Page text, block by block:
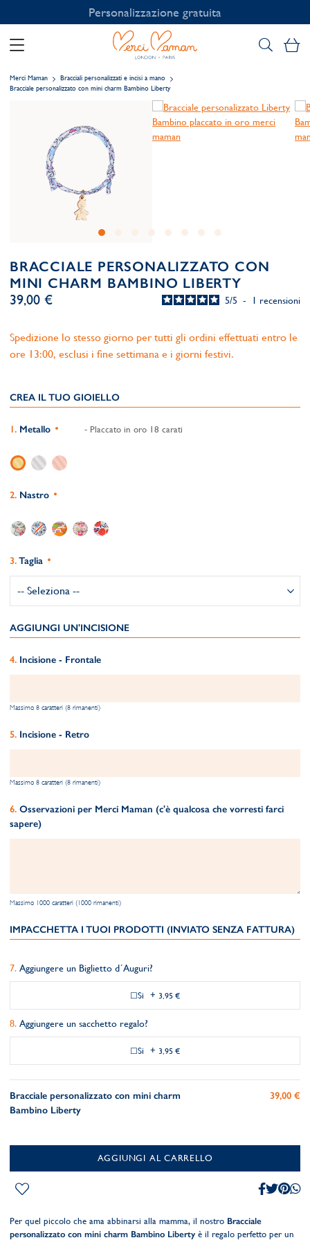
Personalizzazione gratuita
Il
Merci Maman
Bracciali personalizzati e incisi a mano
Bracciale personalizzato con mini charm Bambino Liberty
BRACCIALE PERSONALIZZATO CON
MINI CHARM BAMBINO LIBERTY
5/5 - 1 recensioni
39,00 €
Spedizione lo stesso giorno per tutti gli ordini effettuati entro le
ore 13:00, esclusi i fine settimana e i giorni festivi.
CREA IL TUO GIOIELLO
Metallo - Placcato in oro 18 carati
Nastro
Taglia
AGGIUNGI UN'INCISIONE
Incisione - Frontale
Massimo 8 caratteri (8 rimanenti)
Incisione - Retro
Massimo 8 caratteri (8 rimanenti)
Osservazioni per Merci Maman (c'è qualcosa che vorresti farci
sapere)
Massimo 1000 caratteri (1000 rimanenti)
IMPACCHETTA I TUOI PRODOTTI (INVIATO SENZA FATTURA)
Aggiungere un Biglietto d´Auguri?
Si + 3,95 €
Aggiungere un sacchetto regalo?
Si + 3,95 €
Bracciale personalizzato con mini charm
Bambino Liberty
39,00 €
AGGIUNGI AL CARRELLO
Per quel piccolo che ama abbinarsi alla mamma, il nostro Bracciale
personalizzato con mini charm Bambino Liberty è il regalo perfetto per un